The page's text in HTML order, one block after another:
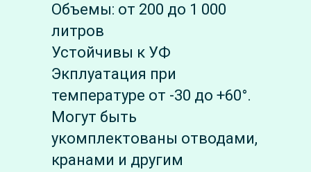
Объемы: от 200 до 1 000
литров
Устойчивы к УФ
Экплуатация при
температуре от -30 до +60°.
Могут быть
укомплектованы отводами,
кранами и другим